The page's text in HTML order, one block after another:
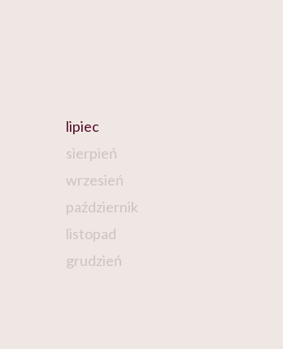
lipiec
sierpień
wrzesień
październik
listopad
grudzień